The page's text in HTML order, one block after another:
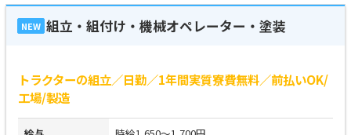
NEW 組立・組付け・機械オペレーター・塗装
トラクターの組立／日勤／1年間実質寮費無料／前払いOK/
工場/製造